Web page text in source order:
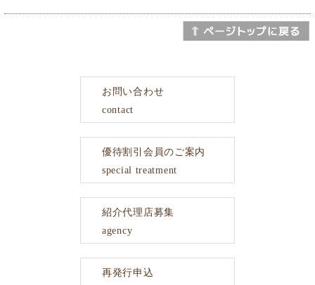
お問い合わせ
contact
優待割引会員のご案内
special treatment
紹介代理店募集
agency
再発行申込